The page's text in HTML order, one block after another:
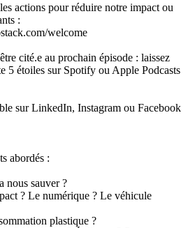
actions pour réduire notre impact ou
:
welcome
cité.e au prochain épisode : laissez
5 étoiles sur Spotify ou Apple Podcasts
sur LinkedIn, Instagram ou Facebook
abordés :
nous sauver ?
? Le numérique ? Le véhicule
plastique ?